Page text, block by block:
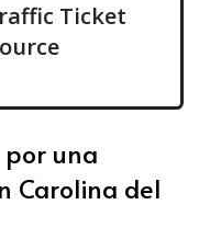
Ticket
una
Carolina del